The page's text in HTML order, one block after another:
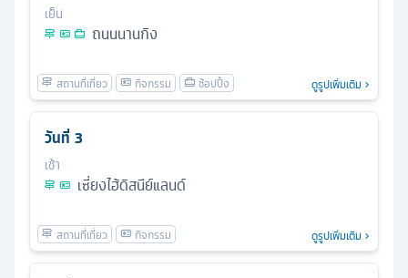
เย็น
ถนนนานกิง
ดูรูปเพิ่มเติม
วันที่ 3
เช้า
เซี่ยงไฮ้ดิสนีย์แลนด์
ดูรูปเพิ่มเติม